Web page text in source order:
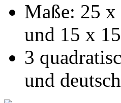
Maße: 25
und 15 x
3
und